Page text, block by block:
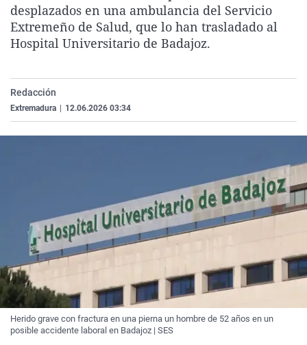
La rosa de los vientos
Gente viajera
Caso
Retornados
Operación Viuda
Extremadura
Galicia
Navarra
Virales
Televisión
desplazados en una ambulancia del Servicio
Extremeño de Salud, que lo han trasladado al
Hospital Universitario de Badajoz.
Redacción
Extremadura 12.06.2026 03:34
Herido grave con fractura en una pierna un hombre de 52 años en un
posible accidente laboral en Badajoz | SES